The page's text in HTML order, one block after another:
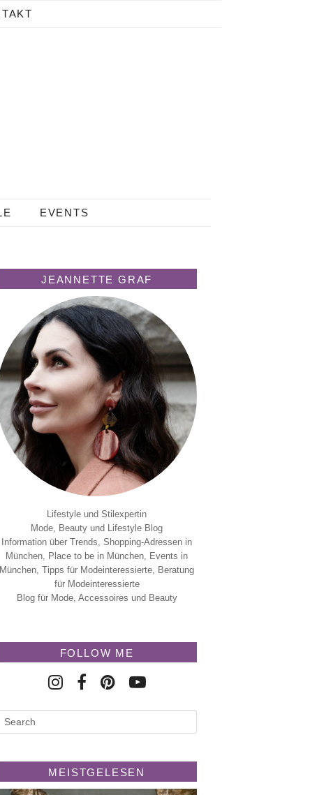
EVENTS
JEANNETTE GRAF
Lifestyle und Stilexpertin
Mode, Beauty und Lifestyle Blog
Information über Trends, Shopping-Adressen in
München, Place to be in München, Events in
München, Tipps für Modeinteressierte, Beratung
für Modeinteressierte
Blog für Mode, Accessoires und Beauty
FOLLOW ME
MEISTGELESEN